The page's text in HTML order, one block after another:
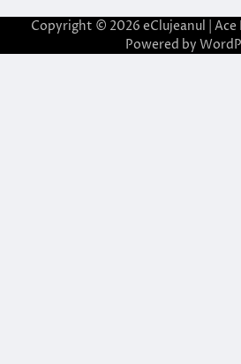
Copyright © 2026 eClujeanul |
Powered by